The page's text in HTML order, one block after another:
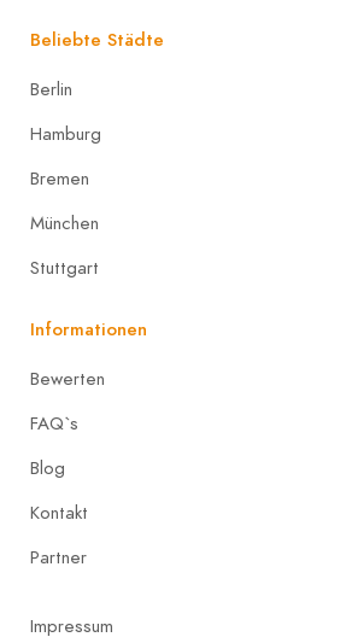
Beliebte Städte
Berlin
Hamburg
Bremen
München
Stuttgart
Informationen
Bewerten
FAQ`s
Blog
Kontakt
Partner
Impressum